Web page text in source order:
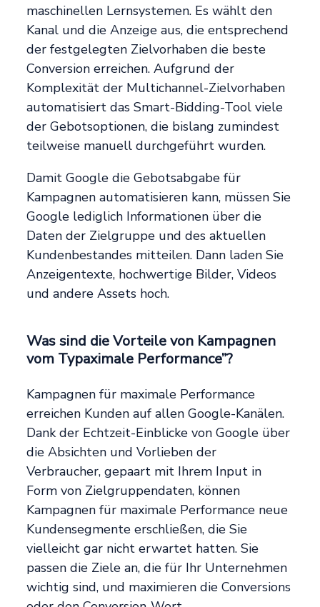
maschinellen Lernsystemen. Es wählt den
Kanal und die Anzeige aus, die entsprechend
der festgelegten Zielvorhaben die beste
Conversion erreichen. Aufgrund der
Komplexität der Multichannel-Zielvorhaben
automatisiert das Smart-Bidding-Tool viele
der Gebotsoptionen, die bislang zumindest
teilweise manuell durchgeführt wurden.
Damit Google die Gebotsabgabe für
Kampagnen automatisieren kann, müssen Sie
Google lediglich Informationen über die
Daten der Zielgruppe und des aktuellen
Kundenbestandes mitteilen. Dann laden Sie
Anzeigentexte, hochwertige Bilder, Videos
und andere Assets hoch.
Was sind die Vorteile von Kampagnen
vom Typaximale Performance”?
Kampagnen für maximale Performance
erreichen Kunden auf allen Google-Kanälen.
Dank der Echtzeit-Einblicke von Google über
die Absichten und Vorlieben der
Verbraucher, gepaart mit Ihrem Input in
Form von Zielgruppendaten, können
Kampagnen für maximale Performance neue
Kundensegmente erschließen, die Sie
vielleicht gar nicht erwartet hatten. Sie
passen die Ziele an, die für Ihr Unternehmen
wichtig sind, und maximieren die Conversions